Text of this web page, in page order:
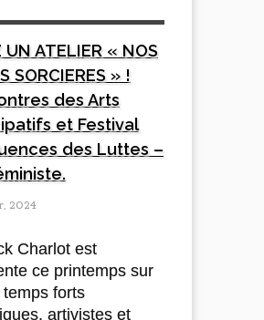
UN ATELIER « NOS
SORCIERES » !
des Arts
et Festival
des Luttes –
2024
Charlot est
ce printemps sur
forts
artivistes et